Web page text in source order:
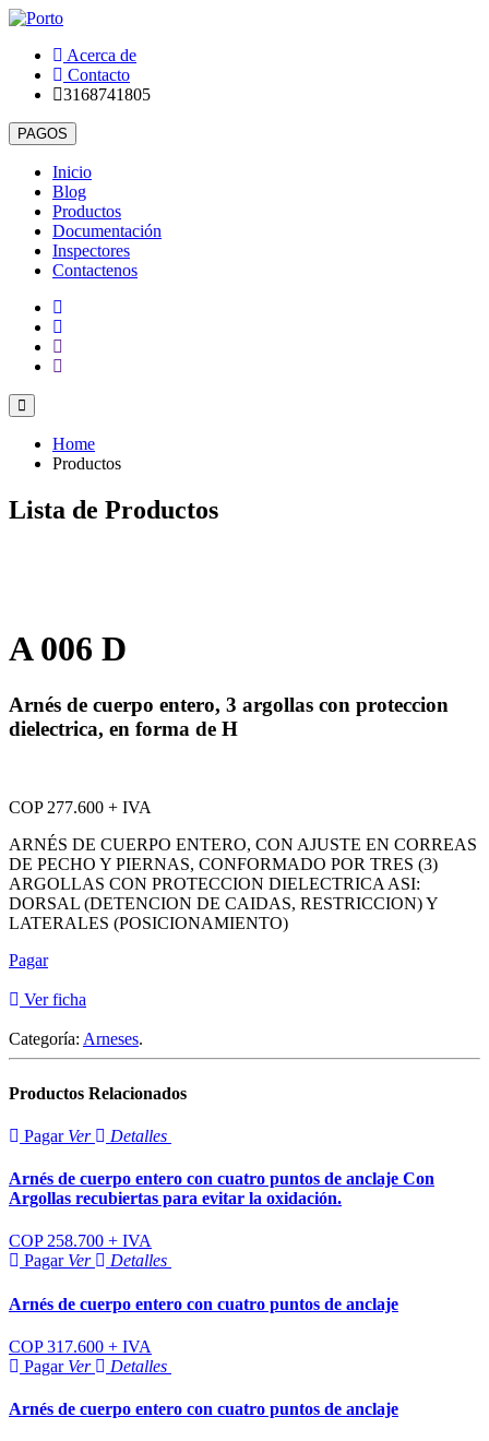
Acerca de
Contacto
3168741805
Inicio
Blog
Productos
Documentación
Inspectores
Contactenos
Home
Productos
Lista de Productos
A 006 D
Arnés de cuerpo entero, 3 argollas con proteccion
dielectrica, en forma de H
COP 277.600 + IVA
ARNÉS DE CUERPO ENTERO, CON AJUSTE EN CORREAS
DE PECHO Y PIERNAS, CONFORMADO POR TRES (3)
ARGOLLAS CON PROTECCION DIELECTRICA ASI:
DORSAL (DETENCION DE CAIDAS, RESTRICCION) Y
LATERALES (POSICIONAMIENTO)
Pagar
Ver ficha
Categoría: Arneses.
Productos Relacionados
Pagar Ver Detalles
Arnés de cuerpo entero con cuatro puntos de anclaje Con
Argollas recubiertas para evitar la oxidación.
COP 258.700 + IVA
Pagar Ver Detalles
Arnés de cuerpo entero con cuatro puntos de anclaje
COP 317.600 + IVA
Pagar Ver Detalles
Arnés de cuerpo entero con cuatro puntos de anclaje